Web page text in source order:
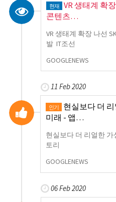
현재
VR 생태계 확
콘텐츠…
VR 생태계 확장 나선
발 IT조선
GOOGLENEWS
11 Feb 2020
인기
현실보다 더
미래 - 앱…
현실보다 더 리얼한
토리
GOOGLENEWS
06 Feb 2020